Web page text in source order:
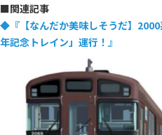
■関連記事
◆『【なんだか美味しそうだ】
年記念トレイン」運行！』